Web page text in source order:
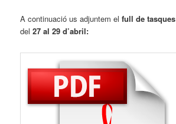
A continuació us adjuntem elfull de tasques
del27 al 29 d’abril: